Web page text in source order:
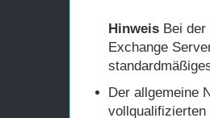
Hinweis Bei
Exchange
Der allgemeine
vollqualifizierten